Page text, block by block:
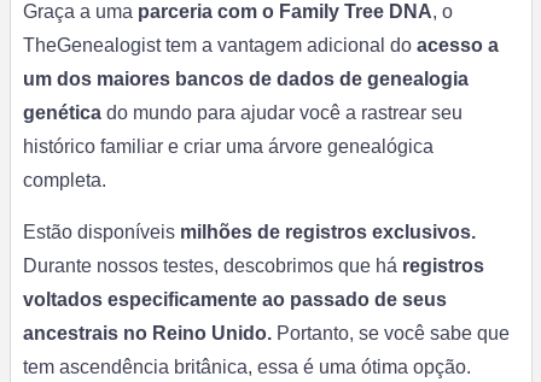
Graça a uma parceria com o Family Tree DNA, o
TheGenealogist tem a vantagem adicional do acesso a
um dos maiores bancos de dados de genealogia
genética do mundo para ajudar você a rastrear seu
histórico familiar e criar uma árvore genealógica
completa.
Estão disponíveis milhões de registros exclusivos.
Durante nossos testes, descobrimos que há registros
voltados especificamente ao passado de seus
ancestrais no Reino Unido. Portanto, se você sabe que
tem ascendência britânica, essa é uma ótima opção.